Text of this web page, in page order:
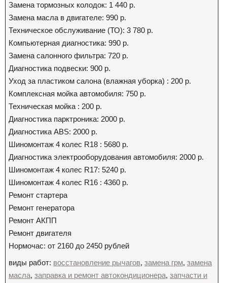
Замена тормозных колодок: 1 440 р.
Замена масла в двигателе: 990 р.
Техническое обслуживание (ТО): 3 780 р.
Компьютерная диагностика: 990 р.
Замена салонного фильтра: 720 р.
Диагностика подвески: 900 р.
Уход за пластиком салона (влажная уборка) : 200 р.
Комплексная мойка автомобиля: 750 р.
Техническая мойка : 200 р.
Диагностика парктроника: 2000 р.
Диагностика ABS: 2000 р.
Шиномонтаж 4 колес R18 : 5680 р.
Диагностика электрооборудования автомобиля: 2000 р.
Шиномонтаж 4 колес R17: 5240 р.
Шиномонтаж 4 колес R16 : 4360 р.
Ремонт стартера
Ремонт генератора
Ремонт АКПП
Ремонт двигателя
Нормочас: от 2160 до 2450 рублей
виды работ: восстановление рычагов, замена грм, замена
масла, заправка и ремонт автокондиционера, запчасти и